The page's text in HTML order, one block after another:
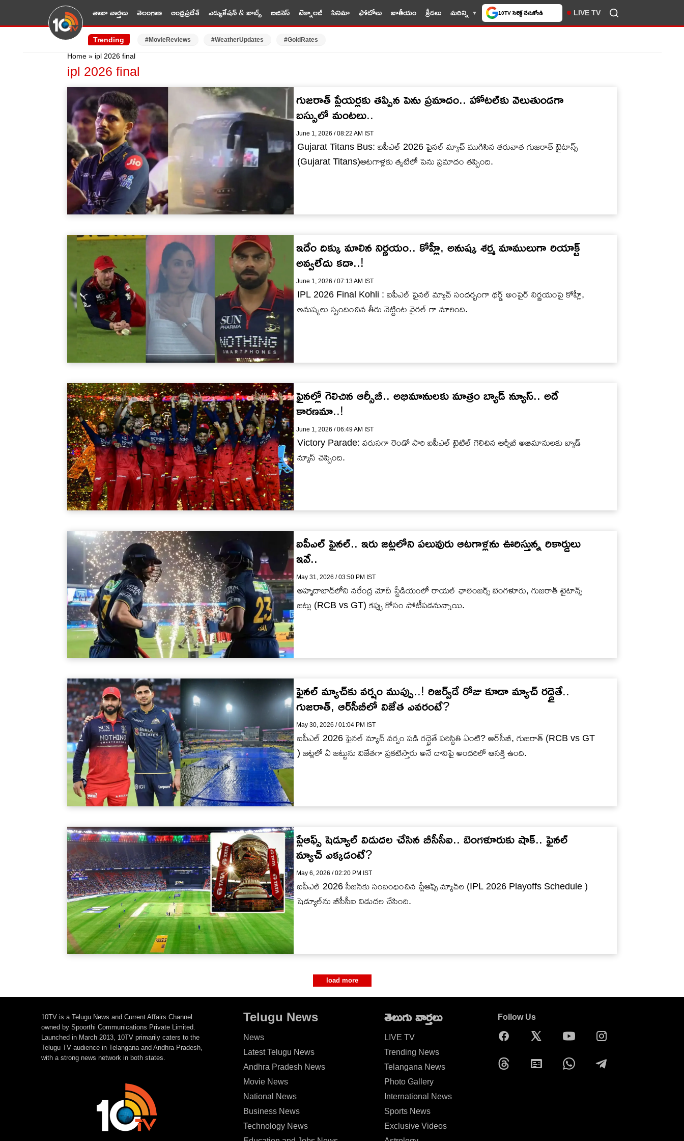
తాజా వార్తలు తెలంగాణ ఆంధ్రప్రదేశ్ ఎడ్యుకేషన్ & జాబ్స్ బిజినెస్ టెక్నాలజీ సినిమా ఫోటోలు జాతీయం క్రీడలు మరిన్ని
చేసుకోండి
LIVE TV
Trending #MovieReviews #WeatherUpdates #GoldRates
Home » ipl 2026 final
ipl 2026 final
గుజ‌రాత్ ప్లేయ‌ర్ల‌కు త‌ప్పిన పెను ప్ర‌మాదం.. హోట‌ల్‌కు వెలుతుండ‌గా
బ‌స్సులో మంట‌లు..
June 1, 2026 / 08:22 AM IST
Gujarat Titans Bus: ఐపీఎల్ 2026 ఫైన‌ల్ మ్యాచ్ ముగిసిన త‌రువాత గుజరాత్ టైటాన్స్
(Gujarat Titans)ఆటగాళ్ల‌కు తృటిలో పెను ప్ర‌మాదం త‌ప్పింది.
ఇదేం దిక్కు మాలిన నిర్ణయం.. కోహ్లీ, అనుష్క శర్మ మాములుగా రియాక్ట్
అవ్వలేదు కదా..!
June 1, 2026 / 07:13 AM IST
IPL 2026 Final Kohli : ఐపీఎల్ ఫైనల్ మ్యాచ్ సందర్భంగా థర్డ్ అంపైర్ నిర్ణయంపై కోహ్లీ,
అనుష్కలు స్పందించిన తీరు నెట్టింట వైరల్ గా మారింది.
ఫైనల్లో గెలిచిన ఆర్సీబీ.. అభిమానులకు మాత్రం బ్యాడ్ న్యూస్.. అదే
కారణమా..!
June 1, 2026 / 06:49 AM IST
Victory Parade: వరుసగా రెండో సారి ఐపీఎల్ టైటిల్ గెలిచిన ఆర్సీబీ అభిమానులకు బ్యాడ్
న్యూస్ చెప్పింది.
ఐపీఎల్ ఫైన‌ల్‌.. ఇరు జ‌ట్ల‌లోని ప‌లువురు ఆట‌గాళ్ల‌ను ఊరిస్తున్న రికార్డులు
ఇవే..
May 31, 2026 / 03:50 PM IST
అహ్మ‌దాబాద్‌లోని న‌రేంద్ర మోదీ స్టేడియంలో రాయ‌ల్ ఛాలెంజ‌ర్స్ బెంగ‌ళూరు, గుజ‌రాత్ టైటాన్స్
జ‌ట్లు (RCB vs GT) క‌ప్పు కోసం పోటీప‌డనున్నాయి.
ఫైన‌ల్ మ్యాచ్‌కు వ‌ర్షం ముప్పు..! రిజ‌ర్వ్‌డే రోజు కూడా మ్యాచ్ ర‌ద్దైతే..
గుజ‌రాత్, ఆర్‌సీబీలో విజేత ఎవ‌రంటే?
May 30, 2026 / 01:04 PM IST
ఐపీఎల్ 2026 ఫైన‌ల్ మ్యాచ్ వ‌ర్షం ప‌డి ర‌ద్దైతే ప‌రిస్థితి ఏంటి? ఆర్‌సీబీ, గుజ‌రాత్ (RCB vs GT
) జ‌ట్ల‌లో ఏ జ‌ట్టును విజేత‌గా ప్ర‌క‌టిస్తారు అనే దానిపై అంద‌రిలో ఆస‌క్తి ఉంది.
ప్లేఆఫ్స్ షెడ్యూల్ విడుద‌ల చేసిన బీసీసీఐ.. బెంగ‌ళూరుకు షాక్‌.. ఫైన‌ల్
మ్యాచ్ ఎక్క‌డంటే?
May 6, 2026 / 02:20 PM IST
ఐపీఎల్ 2026 సీజ‌న్‌కు సంబంధించిన‌ ప్లేఆఫ్స్ మ్యాచ్‌ల (IPL 2026 Playoffs Schedule )
షెడ్యూల్‌ను బీసీసీఐ విడుద‌ల చేసింది.
load more
10TV is a Telugu News and Current Affairs Channel
owned by Spoorthi Communications Private Limited.
Launched in March 2013, 10TV primarily caters to the
Telugu TV audience in Telangana and Andhra Pradesh,
with a strong news network in both states.
Telugu News
News
Latest Telugu News
Andhra Pradesh News
Movie News
National News
Business News
Technology News
తెలుగు వార్తలు
LIVE TV
Trending News
Telangana News
Photo Gallery
International News
Sports News
Exclusive Videos
Follow Us